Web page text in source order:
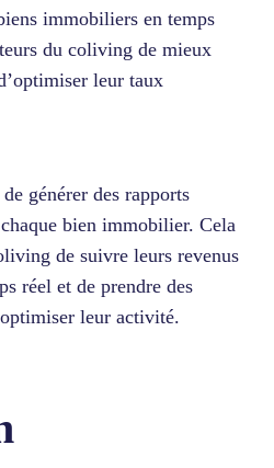
immobiliers en temps
du coliving de mieux
leur taux
générer des rapports
bien immobilier. Cela
de suivre leurs revenus
réel et de prendre des
leur activité.